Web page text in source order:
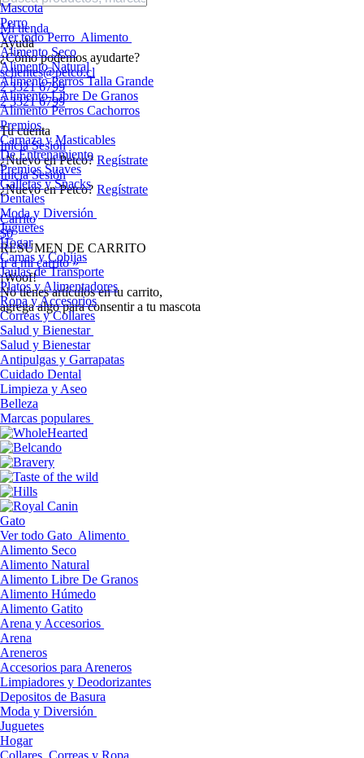
Mi tienda
Ayuda
¿Cómo podemos ayudarte?
sclientes@petco.cl
2 3321 6799
2 3321 6799
Tu cuenta
Inicia Sesión
¿Nuevo en Petco? Regístrate
Inicia Sesión
¿Nuevo en Petco? Regístrate
Carrito
$0
RESUMEN DE CARRITO
Ir a mi carrito »
¡Woof!
No tíenes artículos en tu carrito,
agrega algo para consentir a tu mascota
Mascota
Perro
Ver todo Perro Alimento
Alimento Seco
Alimento Natural
Alimento Perros Talla Grande
Alimento Libre De Granos
Alimento Perros Cachorros
Premios
Carnaza y Masticables
De Entrenamiento
Premios Suaves
Galletas y Snacks
Dentales
Moda y Diversión
Juguetes
Hogar
Camas y Cobijas
Jaulas de Transporte
Platos y Alimentadores
Ropa y Accesorios
Correas y Collares
Salud y Bienestar
Salud y Bienestar
Antipulgas y Garrapatas
Cuidado Dental
Limpieza y Aseo
Belleza
Marcas populares
Gato
Ver todo Gato Alimento
Alimento Seco
Alimento Natural
Alimento Libre De Granos
Alimento Húmedo
Alimento Gatito
Arena y Accesorios
Arena
Areneros
Accesorios para Areneros
Limpiadores y Deodorizantes
Depositos de Basura
Moda y Diversión
Juguetes
Hogar
Collares, Correas y Ropa